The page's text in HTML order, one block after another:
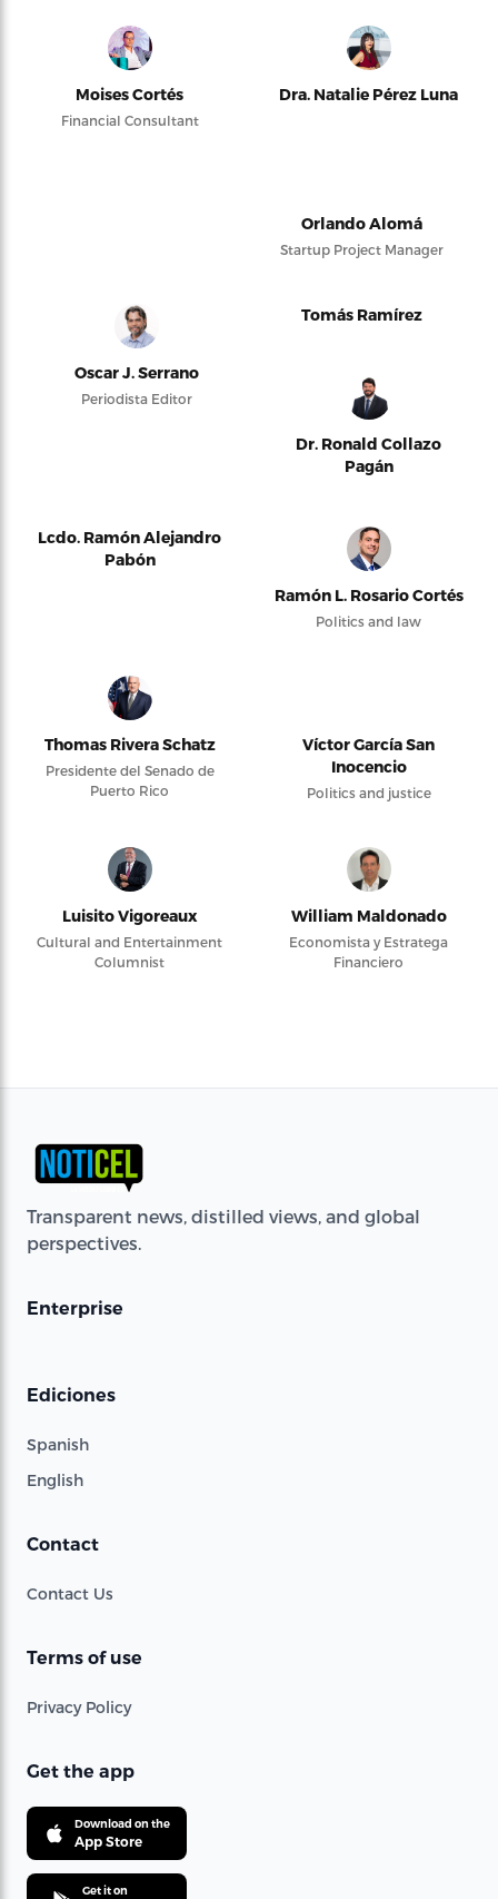
Moises Cortés
Financial Consultant
Dra. Natalie Pérez Luna
Orlando Alomá
Startup Project Manager
Oscar J. Serrano
Periodista Editor
Tomás Ramírez
Dr. Ronald Collazo
Pagán
Lcdo. Ramón Alejandro
Pabón
Ramón L. Rosario Cortés
Politics and law
Thomas Rivera Schatz
Presidente del Senado de
Puerto Rico
Víctor García San
Inocencio
Politics and justice
Luisito Vigoreaux
Cultural and Entertainment
Columnist
William Maldonado
Economista y Estratega
Financiero
Transparent news, distilled views, and global
perspectives.
Enterprise
Ediciones
Spanish
English
Contact
Contact Us
Terms of use
Privacy Policy
Get the app
Download on the
App Store
Get it on